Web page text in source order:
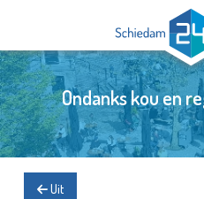
Ondanks kou en
Uit